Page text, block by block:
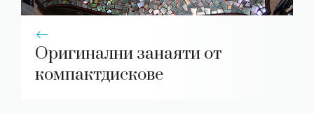
Оригинални занаяти от
компактдискове